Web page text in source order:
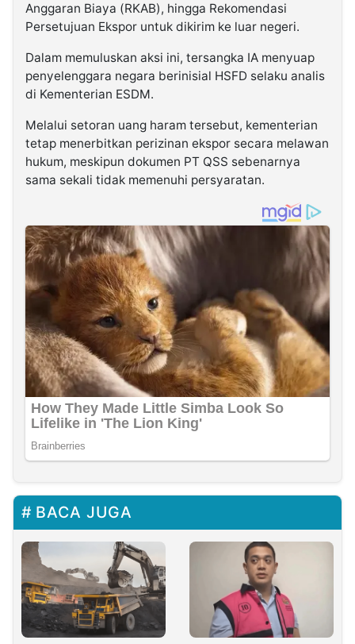
Anggaran Biaya (RKAB), hingga Rekomendasi
Persetujuan Ekspor untuk dikirim ke luar negeri.
Dalam memuluskan aksi ini, tersangka IA menyuap
penyelenggara negara berinisial HSFD selaku analis
di Kementerian ESDM.
Melalui setoran uang haram tersebut, kementerian
tetap menerbitkan perizinan ekspor secara melawan
hukum, meskipun dokumen PT QSS sebenarnya
sama sekali tidak memenuhi persyaratan.
BACA JUGA